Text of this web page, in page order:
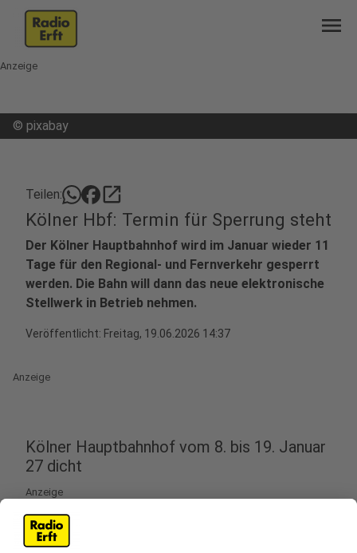
menu
Anzeige
© pixabay
Teilen: open_in_new
Kölner Hbf: Termin für Sperrung steht
Der Kölner Hauptbahnhof wird im Januar wieder 11
Tage für den Regional- und Fernverkehr gesperrt
werden. Die Bahn will dann das neue elektronische
Stellwerk in Betrieb nehmen.
Veröffentlicht: Freitag, 19.06.2026 14:37
Anzeige
Kölner Hauptbahnhof vom 8. bis 19. Januar
27 dicht
Anzeige
Der Kölner Hauptbahnhof muss im Januar noch einmal